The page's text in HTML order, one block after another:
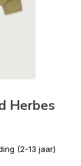
Herbes
(2-13 jaar)